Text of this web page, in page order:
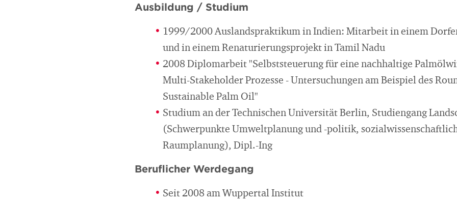
Ausbildung / Studium
1999/2000 Auslandspraktikum in Indien: Mitarbeit in einem
und in einem Renaturierungsprojekt in Tamil Nadu
2008 Diplomarbeit "Selbststeuerung für eine nachhaltige
Multi-Stakeholder Prozesse - Untersuchungen am Beispiel des
Sustainable Palm Oil"
Studium an der Technischen Universität Berlin, Studiengang
(Schwerpunkte Umweltplanung und -politik,
Raumplanung), Dipl.-Ing
Beruflicher Werdegang
Seit 2008 am Wuppertal Institut